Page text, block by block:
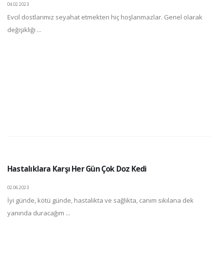
04.02.2023
Evcil dostlarımız seyahat etmekten hiç hoşlanmazlar. Genel olarak
değişikliği ...
Hastalıklara Karşı Her Gün Çok Doz Kedi
02.06.2023
İyi günde, kötü günde, hastalıkta ve sağlıkta, canım sıkılana dek
yanında duracağım ...